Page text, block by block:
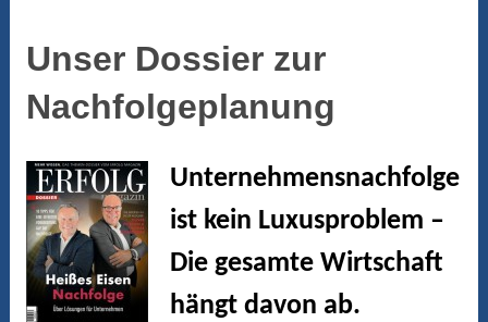
Unser Dossier zur
Nachfolgeplanung
Unternehmensnachfolge
ist kein Luxusproblem –
Die gesamte Wirtschaft
hängt davon ab.